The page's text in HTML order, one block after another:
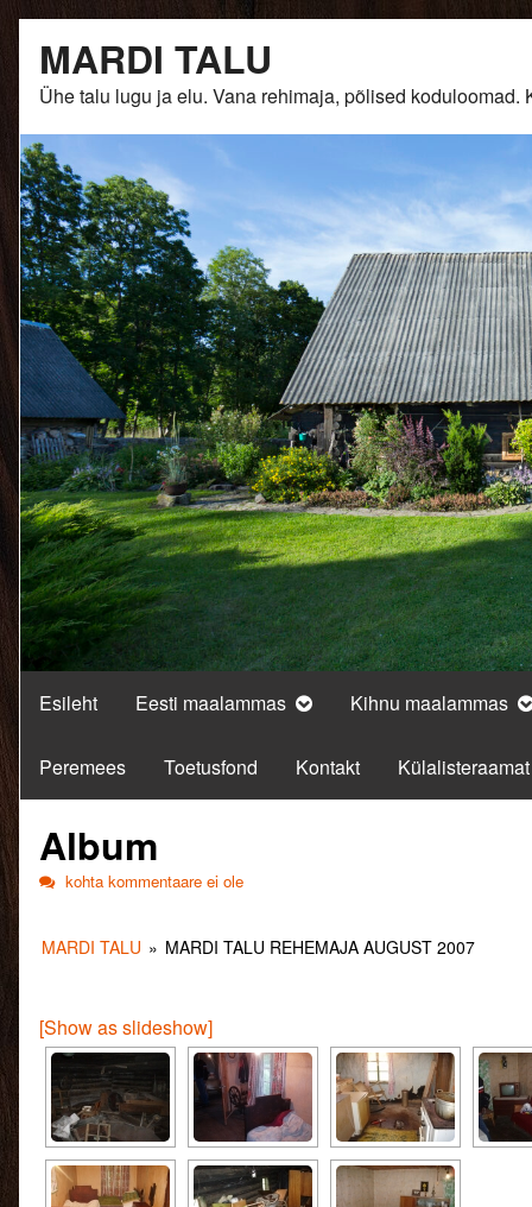
content
MARDI TALU
Ühe talu lugu ja elu. Vana rehimaja, põlised
Esileht Eesti maalammas Kihnu maalammas
Peremees Toetusfond Kontakt Külalisteraamat
Album
Album
kohta kommentaare ei ole
MARDI TALU » MARDI TALU REHEMAJA AUGUST 2007
[Show as slideshow]